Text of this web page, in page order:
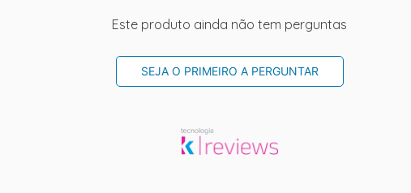
Este produto ainda não tem perguntas
SEJA O PRIMEIRO A PERGUNTAR